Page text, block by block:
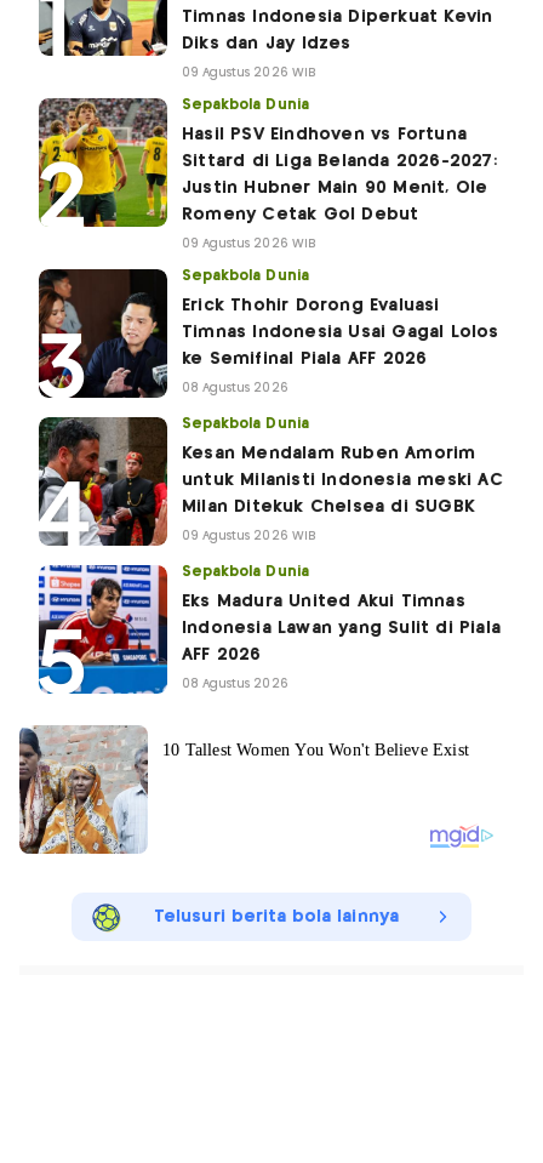
Timnas Indonesia Diperkuat Kevin
Diks dan Jay Idzes
09 Agustus 2026 WIB
Sepakbola Dunia
Hasil PSV Eindhoven vs Fortuna
Sittard di Liga Belanda 2026-2027:
Justin Hubner Main 90 Menit, Ole
Romeny Cetak Gol Debut
09 Agustus 2026 WIB
Sepakbola Dunia
Erick Thohir Dorong Evaluasi
Timnas Indonesia Usai Gagal Lolos
ke Semifinal Piala AFF 2026
08 Agustus 2026
Sepakbola Dunia
Kesan Mendalam Ruben Amorim
untuk Milanisti Indonesia meski AC
Milan Ditekuk Chelsea di SUGBK
09 Agustus 2026 WIB
Sepakbola Dunia
Eks Madura United Akui Timnas
Indonesia Lawan yang Sulit di Piala
AFF 2026
08 Agustus 2026
Telusuri berita bola lainnya